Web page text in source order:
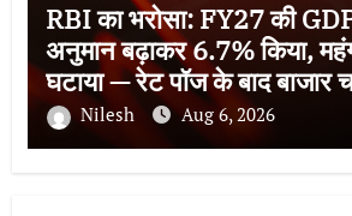
RBI का भरोसा: FY27 की
अनुमान बढ़ाकर 6.7% किया,
घटाया — रेट पॉज के बाद बाजार
78,581 पर बंद
Nilesh Aug 6, 2026